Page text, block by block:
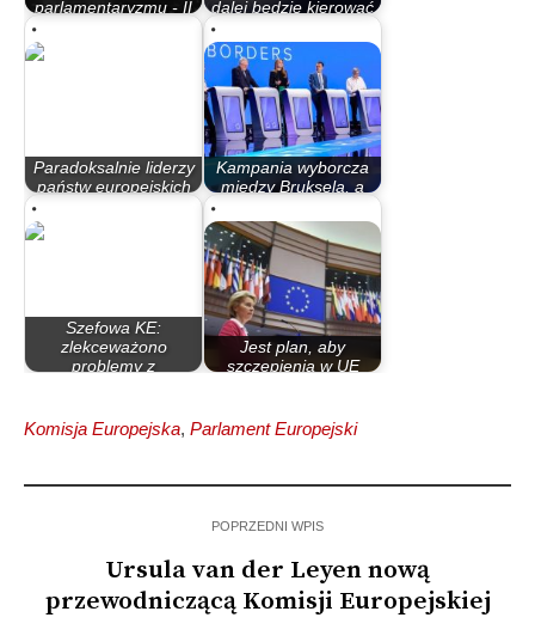
parlamentaryzmu - II
dalej będzie kierować
Paradoksalnie liderzy
państw europejskich
Kampania wyborcza
między Brukselą, a
Szefowa KE:
zlekceważono
problemy z
Jest plan, aby
szczepienia w UE
Komisja Europejska, Parlament Europejski
POPRZEDNI WPIS
Ursula van der Leyen nową
przewodniczącą Komisji Europejskiej